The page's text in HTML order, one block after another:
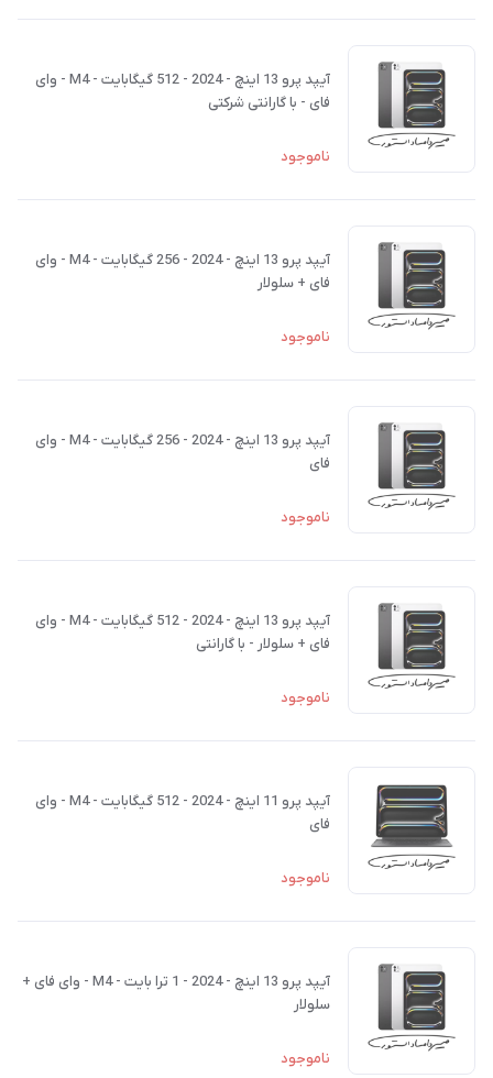
آیپد پرو 13 اینچ - 2024 - 512 گیگابایت - M4 - وای
فای - با گارانتی شرکتی
ناموجود
آیپد پرو 13 اینچ - 2024 - 256 گیگابایت - M4 - وای
فای + سلولار
ناموجود
آیپد پرو 13 اینچ - 2024 - 256 گیگابایت - M4 - وای
فای
ناموجود
آیپد پرو 13 اینچ - 2024 - 512 گیگابایت - M4 - وای
فای + سلولار - با گارانتی
ناموجود
آیپد پرو 11 اینچ - 2024 - 512 گیگابایت - M4 - وای
فای
ناموجود
آیپد پرو 13 اینچ - 2024 - 1 ترا بایت - M4 - وای فای +
سلولار
ناموجود